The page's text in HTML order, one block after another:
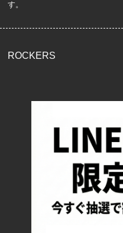
す。
ROCKERS
配送・送料について
返品について
お支払い方法について
特定商取引法に基づく表記
プライバシーポリシー
ロッカーズについて